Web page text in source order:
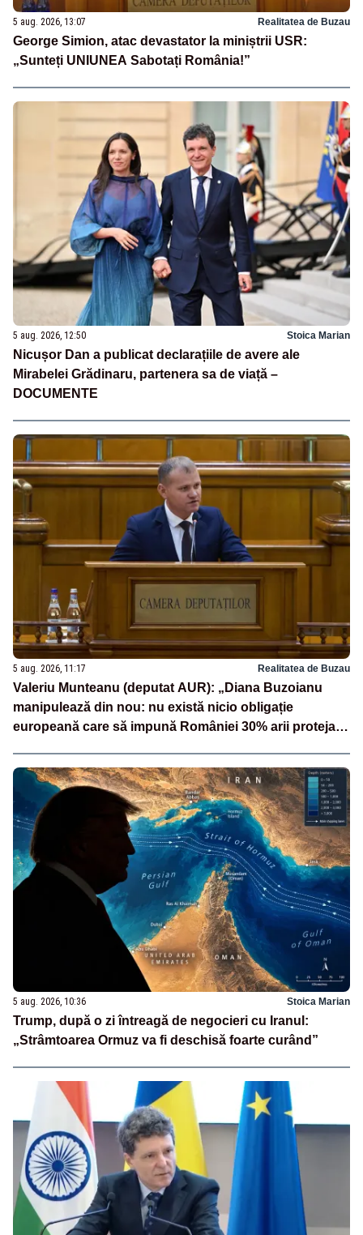
5 aug. 2026, 13:07 Realitatea de Buzau
George Simion, atac devastator la miniștrii USR:
„Sunteți UNIUNEA Sabotați România!”
5 aug. 2026, 12:50 Stoica Marian
Nicușor Dan a publicat declarațiile de avere ale
Mirabelei Grădinaru, partenera sa de viață –
DOCUMENTE
5 aug. 2026, 11:17 Realitatea de Buzau
Valeriu Munteanu (deputat AUR): „Diana Buzoianu
manipulează din nou: nu există nicio obligație
europeană care să impună României 30% arii protejate
5 aug. 2026, 10:36 Stoica Marian
Trump, după o zi întreagă de negocieri cu Iranul:
„Strâmtoarea Ormuz va fi deschisă foarte curând”